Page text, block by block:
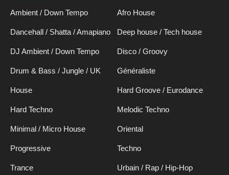
Ambient / Down Tempo Afro House
Dancehall / Shatta / Amapiano Deep house / Tech house
DJ Ambient / Down Tempo Disco / Groovy
Drum & Bass / Jungle / UK Généraliste
House Hard Groove / Eurodance
Hard Techno Melodic Techno
Minimal / Micro House Oriental
Progressive Techno
Trance Urbain / Rap / Hip-Hop